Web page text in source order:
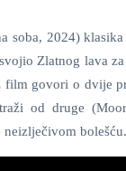
soba, 2024)
Zlatnog lava
film govori o dvije
od druge
bolešću.